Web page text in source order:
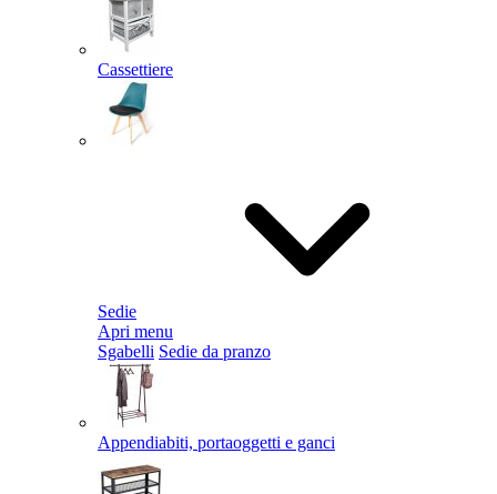
Cassettiere
Sedie
Apri menu
Sgabelli Sedie da pranzo
Appendiabiti, portaoggetti e ganci